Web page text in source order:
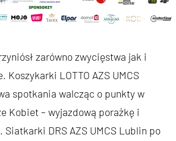
zarówno zwycięstwa jak i
Koszykarki LOTTO AZS UMCS
spotkania walcząc o punkty w
Kobiet – wyjazdową porażkę i
Siatkarki DRS AZS UMCS Lublin po